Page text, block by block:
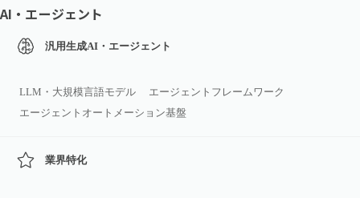
AI・エージェント
汎用生成AI・エージェント
LLM・大規模言語モデル
エージェントフレームワーク
エージェントオートメーション基盤
業界特化